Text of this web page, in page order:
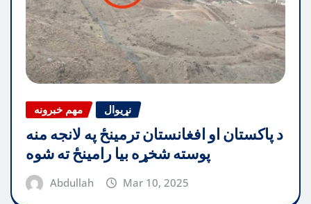
مهم خبرونه نړیوال
د پاکستان او افغانستان ترمینځ په لانجه منه
پوسته شخړه بیا رامینځ ته شوه
Abdullah Mar 10, 2025